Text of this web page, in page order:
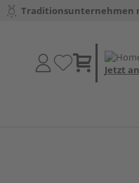
Traditionsunternehmen
Jetzt